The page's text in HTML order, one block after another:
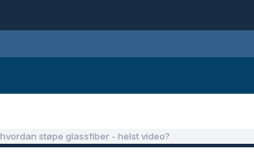
støpe glassfiber - helst video?